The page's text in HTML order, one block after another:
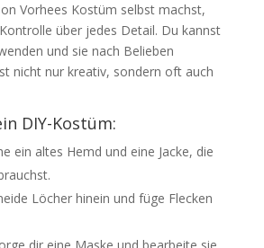
Vorhees Kostüm selbst machst,
über jedes Detail. Du kannst
und sie nach Belieben
nicht nur kreativ, sondern oft auch
DIY-Kostüm:
ein altes Hemd und eine Jacke, die
Löcher hinein und füge Flecken